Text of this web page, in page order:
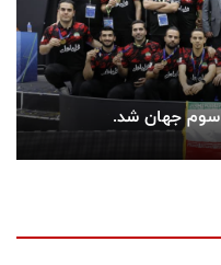
جهان شد.